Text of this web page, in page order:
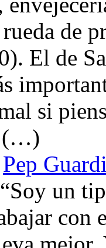
de
El de
si
(…)
Pep
un
con